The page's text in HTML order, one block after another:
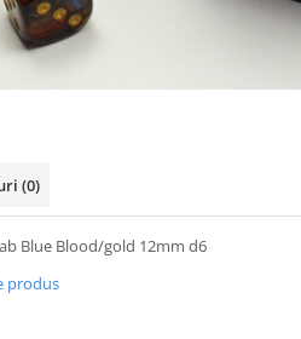
(0)
Blue Blood/gold 12mm d6
produs